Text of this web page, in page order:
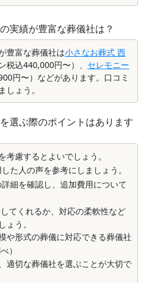
実績が豊富な葬儀社は？
豊富な葬儀社は小さなお葬式 西
税込440,000円〜）、 セレモニー
円〜）などがあります。口コミ
ょう。
選ぶ際のポイントはあります
慮するとよいでしょう。
た人の声を参考にしましょう。
細を確認し、追加費用について
てくれるか、対応の柔軟性など
う。
や形式の葬儀に対応できる葬儀社
）
適切な葬儀社を選ぶことが大切で